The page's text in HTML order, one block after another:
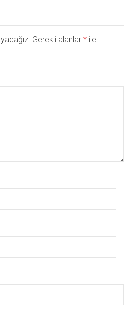
Gerekli alanlar * ile